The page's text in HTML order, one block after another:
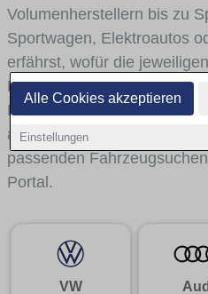
Alle Cookies akzeptieren
Einstellungen
Volumenherstellern bis zu
Sportwagen, Elektroautos
erfährst, wofür die
Fahrzeugklassen sie
Modellwelten
aus gelangst du mit
passenden
Portal.
VW